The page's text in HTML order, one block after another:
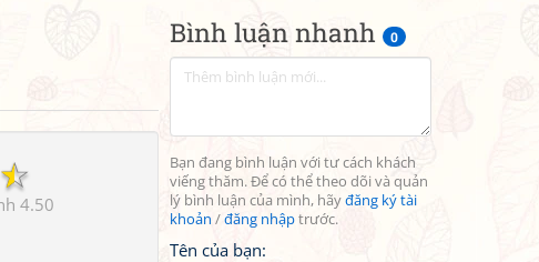
Bình luận nhanh 0
Bạn đang bình luận với tư cách khách
viếng thăm. Để có thể theo dõi và quản
lý bình luận của mình, hãyđăng ký tài
khoản /đăng nhậptrước.
Tên của bạn:
☆
4.50